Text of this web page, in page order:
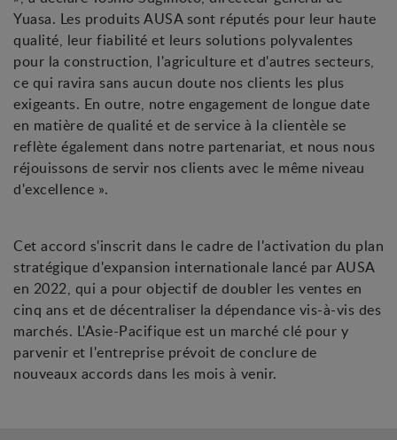
Yuasa. Les produits AUSA sont réputés pour leur haute
qualité, leur fiabilité et leurs solutions polyvalentes
pour la construction, l'agriculture et d'autres secteurs,
ce qui ravira sans aucun doute nos clients les plus
exigeants. En outre, notre engagement de longue date
en matière de qualité et de service à la clientèle se
reflète également dans notre partenariat, et nous nous
réjouissons de servir nos clients avec le même niveau
d'excellence ».
Cet accord s'inscrit dans le cadre de l'activation du plan
stratégique d'expansion internationale lancé par AUSA
en 2022, qui a pour objectif de doubler les ventes en
cinq ans et de décentraliser la dépendance vis-à-vis des
marchés. L'Asie-Pacifique est un marché clé pour y
parvenir et l'entreprise prévoit de conclure de
nouveaux accords dans les mois à venir.